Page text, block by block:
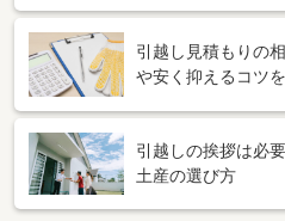
引越し見積もりの
や安く抑えるコツ
引越しの挨拶は必
土産の選び方